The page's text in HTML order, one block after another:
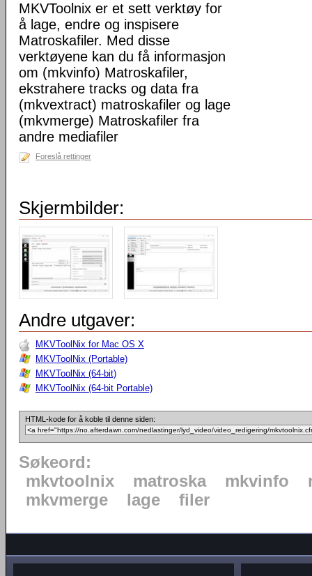
MKVToolnix er et sett verktøy for
å lage, endre og inspisere
Matroskafiler. Med disse
verktøyene kan du få informasjon
om (mkvinfo) Matroskafiler,
ekstrahere tracks og data fra
(mkvextract) matroskafiler og lage
(mkvmerge) Matroskafiler fra
andre mediafiler
Foreslå rettinger
Skjermbilder:
Andre utgaver:
MKVToolNix for Mac OS X
MKVToolNix (Portable)
MKVToolNix (64-bit)
MKVToolNix (64-bit Portable)
HTML-kode for å koble til denne siden:
Søkeord:
mkvtoolnix
matroska mkvinfo
mkvmerge
lage filer